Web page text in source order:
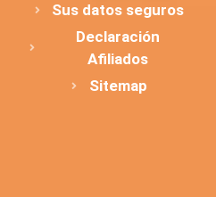
Sus datos seguros
Declaración
Afiliados
Sitemap